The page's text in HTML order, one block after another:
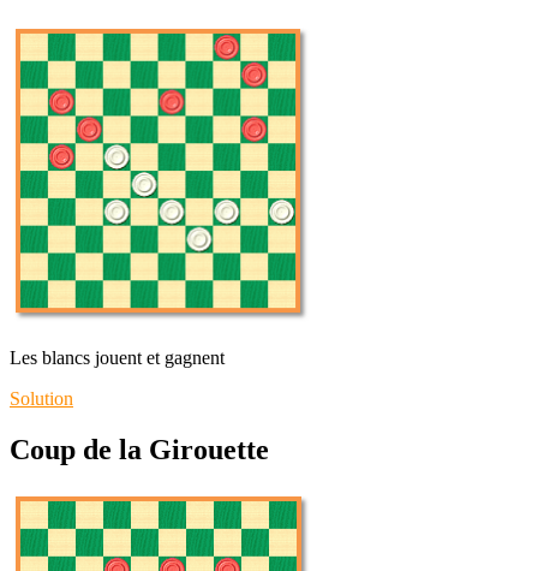
Les blancs jouent et gagnent
Solution
Coup de la Girouette